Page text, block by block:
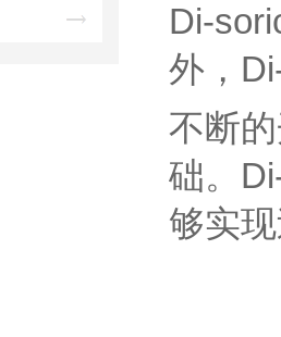
Di-
外，
不断
础。
够实